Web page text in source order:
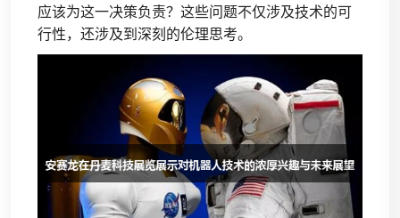
应该为这一决策负责？这些问题不仅涉及技术的可
行性，还涉及到深刻的伦理思考。